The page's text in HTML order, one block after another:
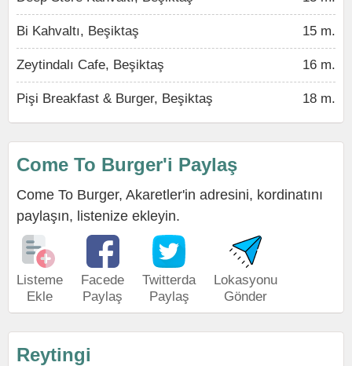
Bi Kahvaltı, Beşiktaş 15 m.
Zeytindalı Cafe, Beşiktaş 16 m.
Pişi Breakfast & Burger, Beşiktaş 18 m.
Come To Burger'i Paylaş
Come To Burger, Akaretler'in adresini, kordinatını
paylaşın, listenize ekleyin.
Listeme
Ekle
Facede
Paylaş
Twitterda
Paylaş
Lokasyonu
Gönder
Reytingi